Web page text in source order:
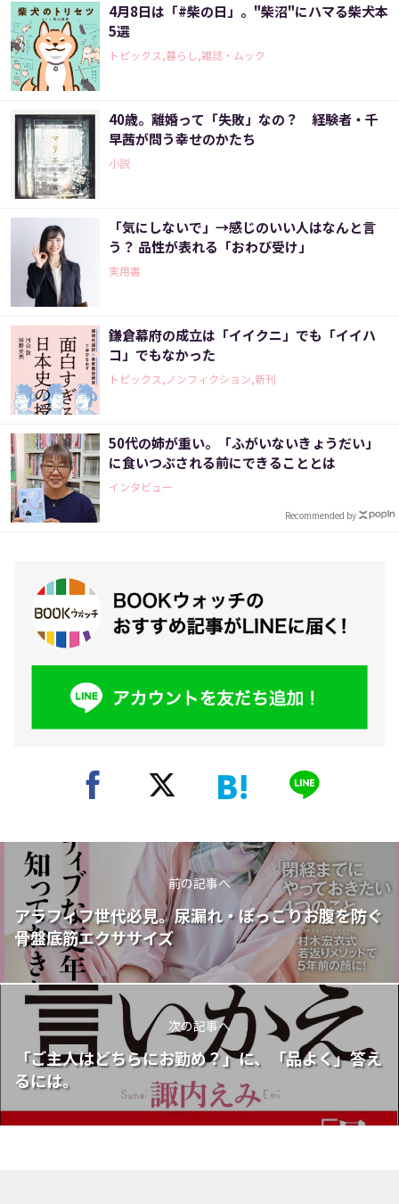
4月8日は「#柴の日」。"柴沼"にハマる柴犬本
5選
トピックス,暮らし,雑誌・ムック
40歳。離婚って「失敗」なの？ 経験者・千
早茜が問う幸せのかたち
小説
「気にしないで」→感じのいい人はなんと言
う？ 品性が表れる「おわび受け」
実用書
鎌倉幕府の成立は「イイクニ」でも「イイハ
コ」でもなかった
トピックス,ノンフィクション,新刊
50代の姉が重い。「ふがいないきょうだい」
に食いつぶされる前にできることとは
インタビュー
Recommended by
前の記事へ
アラフィフ世代必見。尿漏れ・ぽっこりお腹を防ぐ
骨盤底筋エクササイズ
次の記事へ
「ご主人はどちらにお勤め？」に、「品よく」答え
るには。